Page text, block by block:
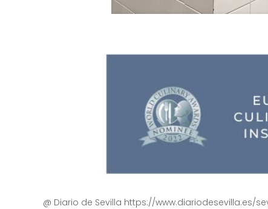
@ Diario de Sevilla https://www.diariodesevilla.es/